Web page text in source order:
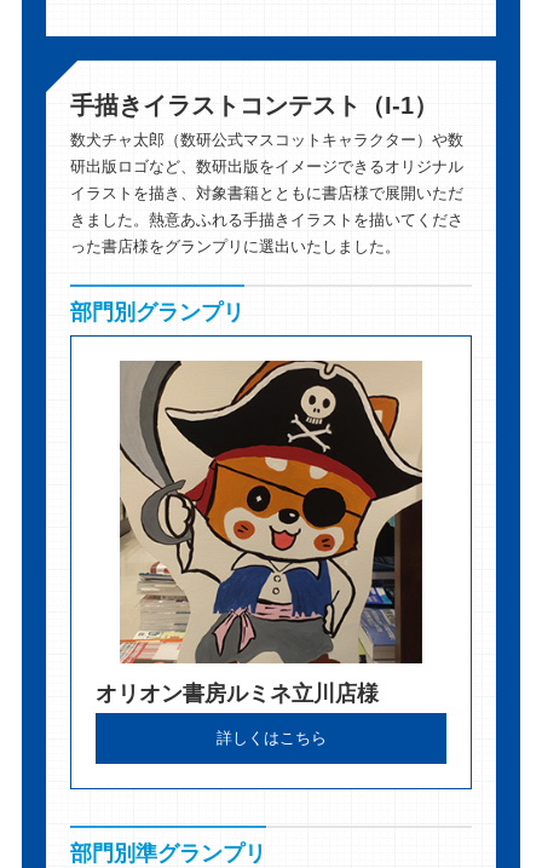
手描きイラストコンテスト（I-1）
数犬チャ太郎（数研公式マスコットキャラクター）や数
研出版ロゴなど、数研出版をイメージできるオリジナル
イラストを描き、対象書籍とともに書店様で展開いただ
きました。熱意あふれる手描きイラストを描いてくださ
った書店様をグランプリに選出いたしました。
部門別グランプリ
オリオン書房ルミネ立川店様
詳しくはこちら
部門別準グランプリ